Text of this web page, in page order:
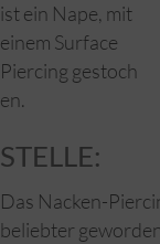
ist ein Nape, mit
einem Surface
Piercing gestoch
en.
STELLE:
Das Nacken-
beliebter